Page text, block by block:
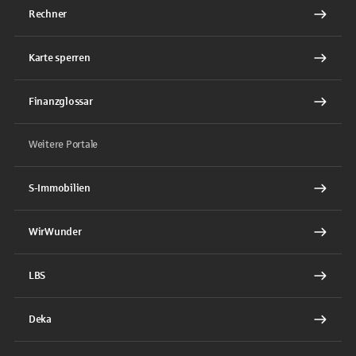
Rechner
Karte sperren
Finanzglossar
Weitere Portale
S-Immobilien
WirWunder
LBS
Deka